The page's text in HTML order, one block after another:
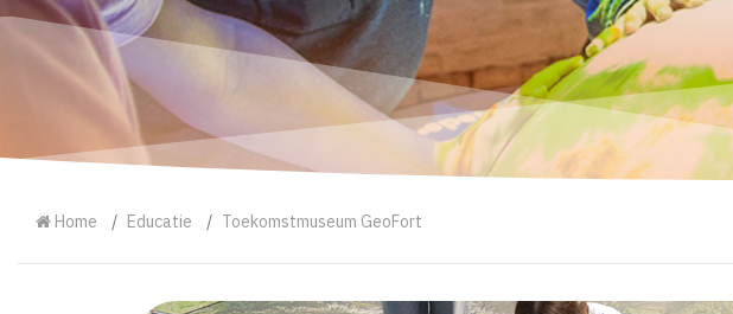
Home Educatie Toekomstmuseum GeoFort